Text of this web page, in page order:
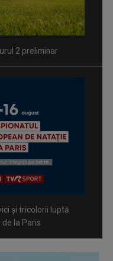
și tricolorii luptă
parțială a